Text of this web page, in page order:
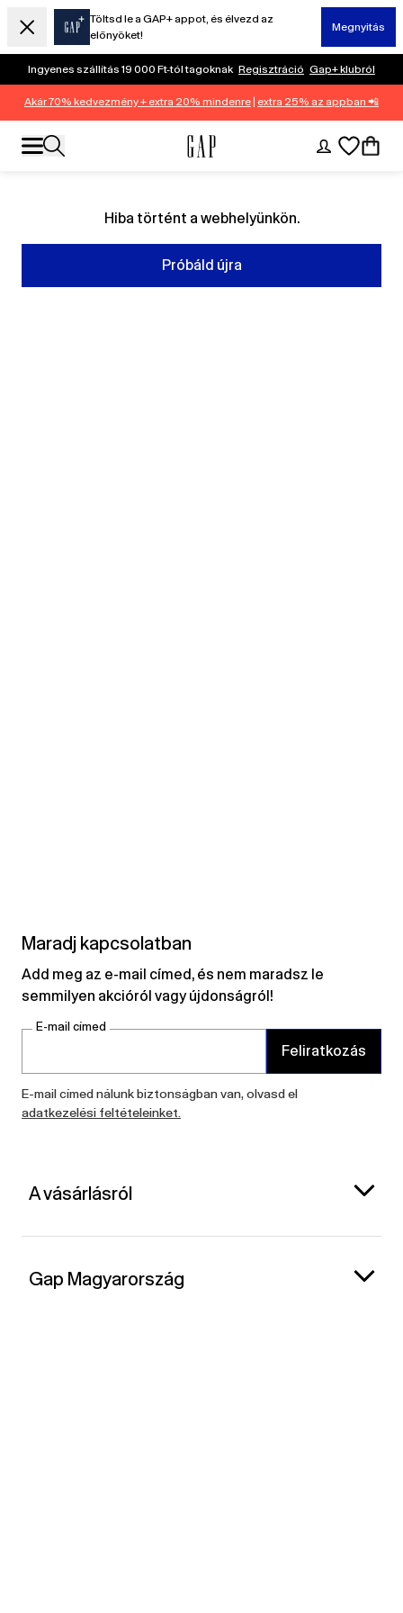
Töltsd le a GAP+ appot, és élvezd az
előnyöket!
Megnyitás
Ingyenes szállítás 19 000 Ft-tól tagoknak Regisztráció Gap+ klubról
Akár 70% kedvezmény + extra 20% mindenre extra 25% az appban 📲
Hiba történt a webhelyünkön.
Próbáld újra
Maradj kapcsolatban
Add meg az e-mail címed, és nem maradsz le
semmilyen akcióról vagy újdonságról!
E-mail címed
Feliratkozás
E-mail címed nálunk biztonságban van, olvasd el
adatkezelési feltételeinket.
A vásárlásról
Gap Magyarország